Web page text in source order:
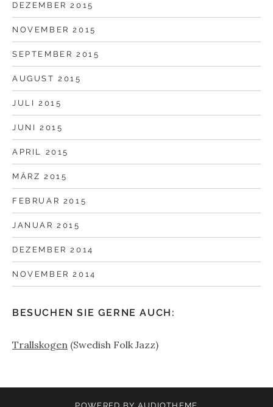
DEZEMBER 2015
NOVEMBER 2015
SEPTEMBER 2015
AUGUST 2015
JULI 2015
JUNI 2015
APRIL 2015
MÄRZ 2015
FEBRUAR 2015
JANUAR 2015
DEZEMBER 2014
NOVEMBER 2014
BESUCHEN SIE GERNE AUCH:
Trallskogen (Swedish Folk Jazz)